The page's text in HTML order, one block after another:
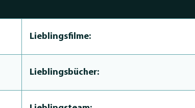
Lieblingsfilme:
Lieblingsbücher: